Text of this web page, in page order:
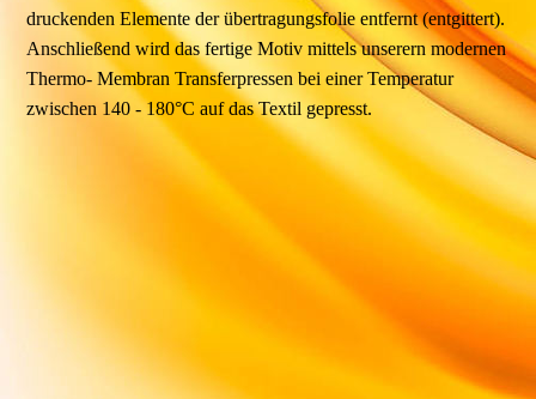
druckenden Elemente der übertragungsfolie entfernt (entgittert).
Anschließend wird das fertige Motiv mittels unserern modernen
Thermo- Membran Transferpressen bei einer Temperatur
zwischen 140 - 180°C auf das Textil gepresst.